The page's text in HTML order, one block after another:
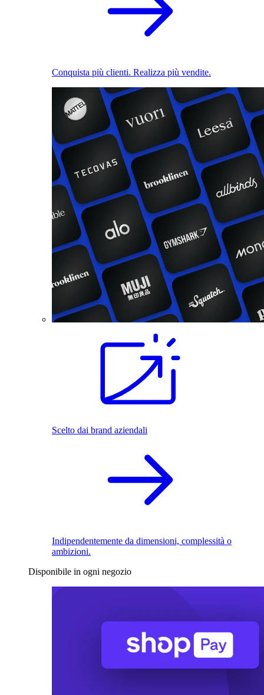
Conquista più clienti. Realizza più vendite.
Scelto dai brand aziendali
Indipendentemente da dimensioni, complessità o
ambizioni.
Disponibile in ogni negozio